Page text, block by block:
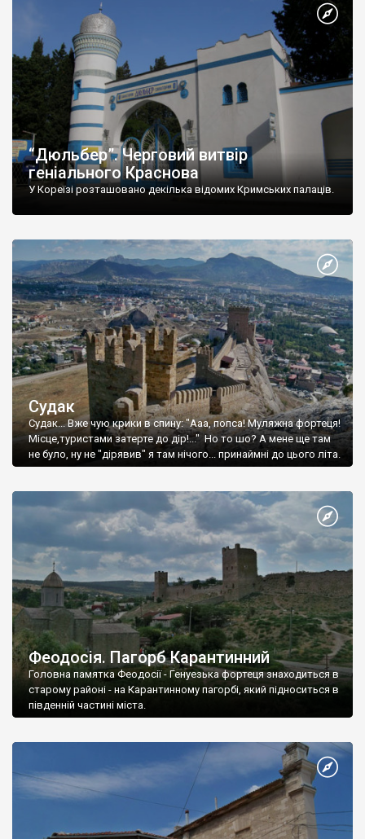
“Дюльбер”. Черговий витвір
геніального Краснова
У Кореїзі розташовано декілька відомих Кримських палаців.
Судак
Судак... Вже чую крики в спину: "Ааа, попса! Муляжна фортеця!
Місце,туристами затерте до дір!..." Но то шо? А мене ще там
не було, ну не "дірявив" я там нічого... принаймні до цього літа.
Феодосія. Пагорб Карантинний
Головна памятка Феодосії - Генуезька фортеця знаходиться в
старому районі - на Карантинному пагорбі, який підноситься в
південній частині міста.